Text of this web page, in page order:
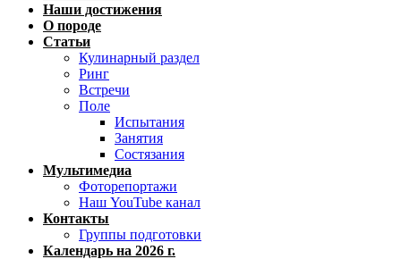
Наши достижения
О породе
Статьи
Кулинарный раздел
Ринг
Встречи
Поле
Испытания
Занятия
Состязания
Мультимедиа
Фоторепортажи
Наш YouTube канал
Контакты
Группы подготовки
Календарь на 2026 г.